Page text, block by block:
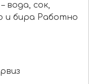
вода, сок,
и бира Работно